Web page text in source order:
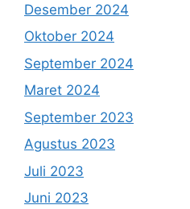
Desember 2024
Oktober 2024
September 2024
Maret 2024
September 2023
Agustus 2023
Juli 2023
Juni 2023